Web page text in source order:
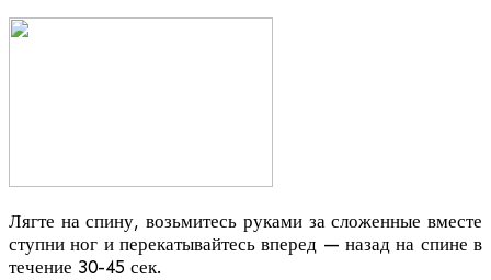
Лягте на спину, возьмитесь руками за сложенные вместе
ступни ног и перекатывайтесь вперед — назад на спине в
течение 30-45 сек.